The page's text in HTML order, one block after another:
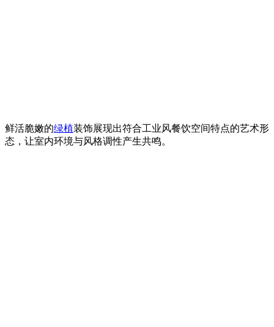
鲜活脆嫩的绿植装饰展现出符合工业风餐饮空间特点的艺术形
态，让室内环境与风格调性产生共鸣。